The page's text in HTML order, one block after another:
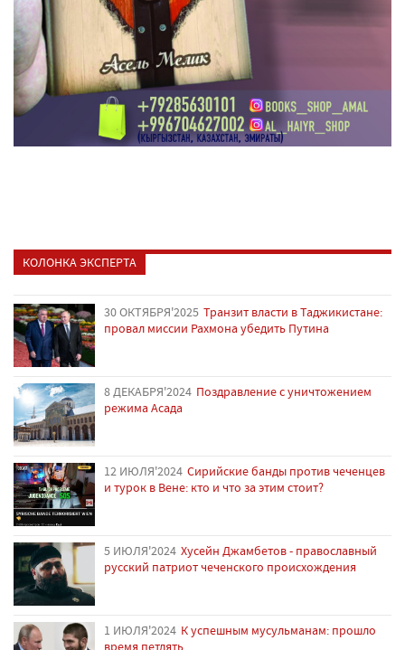
КОЛОНКА ЭКСПЕРТА
30 ОКТЯБРЯ'2025 Транзит власти в Таджикистане:
провал миссии Рахмона убедить Путина
8 ДЕКАБРЯ'2024 Поздравление с уничтожением
режима Асада
12 ИЮЛЯ'2024 Сирийские банды против чеченцев
и турок в Вене: кто и что за этим стоит?
5 ИЮЛЯ'2024 Хусейн Джамбетов - православный
русский патриот чеченского происхождения
1 ИЮЛЯ'2024 К успешным мусульманам: прошло
время петлять